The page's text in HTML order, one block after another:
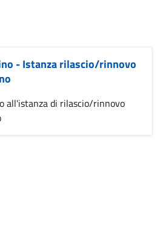
- Istanza rilascio/rinnovo
all'istanza di rilascio/rinnovo